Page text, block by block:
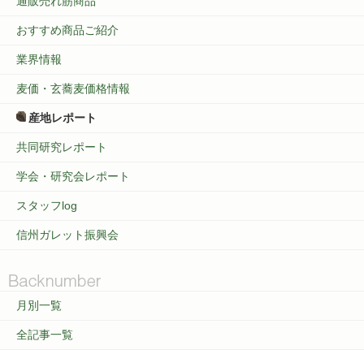
おすすめ商品ご紹介
業界情報
麦価・玄蕎麦価格情報
産地レポート
共同研究レポート
学会・研究会レポート
スタッフlog
信州ガレット振興会
月別一覧
全記事一覧